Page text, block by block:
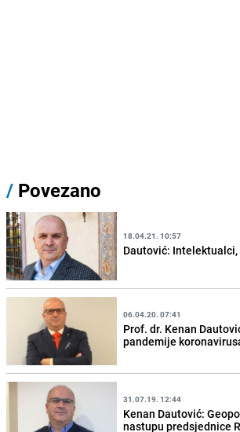
/ Povezano
18.04.21. 10:57
Dautović:
06.04.20. 07:41
Prof. dr. Kenan
pandemije
31.07.19. 12:44
Kenan Dautović:
nastupu predsjednice